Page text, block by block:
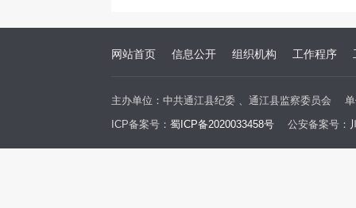
网站首页 信息公开 组织机构 工作程序
主办单位：中共通江县纪委 、通江县监察委员会
ICP备案号： 蜀ICP备2020033458号 公安备案号：